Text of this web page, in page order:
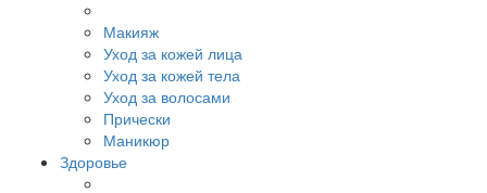
Макияж
Уход за кожей лица
Уход за кожей тела
Уход за волосами
Прически
Маникюр
Здоровье